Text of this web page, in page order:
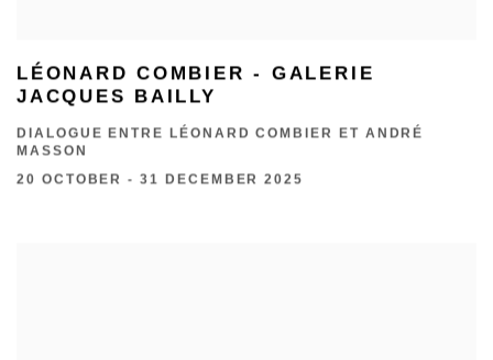
LÉONARD COMBIER - GALERIE
JACQUES BAILLY
DIALOGUE ENTRE LÉONARD COMBIER ET ANDRÉ
MASSON
20 OCTOBER - 31 DECEMBER 2025